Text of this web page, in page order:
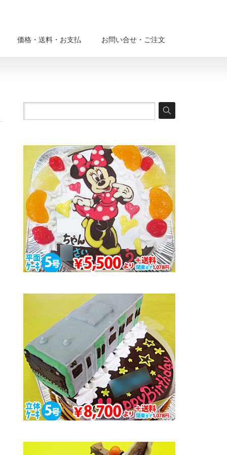
価格・送料・お支払 お問い合せ・ご注文